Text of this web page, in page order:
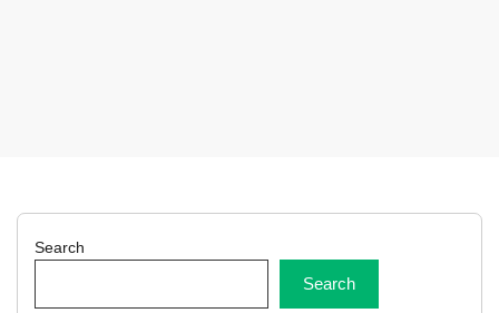
Search
Search